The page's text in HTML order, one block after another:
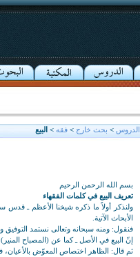
الدروس > بحث خارج >فقه > البيع
بسم الله الرحمن الرحيم
تعريف البيع في كلمات الفقهاء
ولنذكر أولاً ما ذكره شيخنا الأعظم ـ قدس
الأبحاث الآتية.
فنقول: ومنه سبحانه وتعالى نستمد التوفيق
إنّ البيع في الأصل ـ كما عن (المصباح المنير)
ثم قال: الظاهر اختصاص المعوّض بالأعيان،